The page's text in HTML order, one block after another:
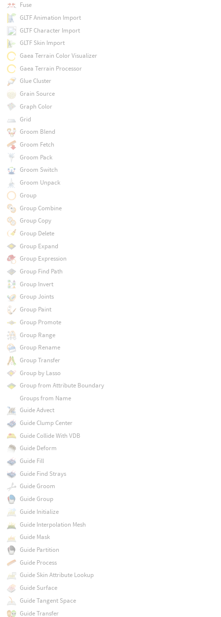
Fuse
GLTF Animation Import
GLTF Character Import
GLTF Skin Import
Gaea Terrain Color Visualizer
Gaea Terrain Processor
Glue Cluster
Grain Source
Graph Color
Grid
Groom Blend
Groom Fetch
Groom Pack
Groom Switch
Groom Unpack
Group
Group Combine
Group Copy
Group Delete
Group Expand
Group Expression
Group Find Path
Group Invert
Group Joints
Group Paint
Group Promote
Group Range
Group Rename
Group Transfer
Group by Lasso
Group from Attribute Boundary
Groups from Name
Guide Advect
Guide Clump Center
Guide Collide With VDB
Guide Deform
Guide Fill
Guide Find Strays
Guide Groom
Guide Group
Guide Initialize
Guide Interpolation Mesh
Guide Mask
Guide Partition
Guide Process
Guide Skin Attribute Lookup
Guide Surface
Guide Tangent Space
Guide Transfer